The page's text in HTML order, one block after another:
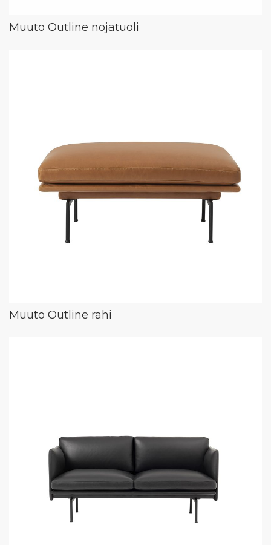
Muuto Outline nojatuoli
Muuto Outline rahi